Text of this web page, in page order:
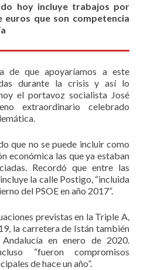
hoy incluye trabajos por
que son competencia
de que apoyaríamos a este
durante la crisis y así lo
el portavoz socialista José
extraordinario celebrado
que no se puede incluir como
económica las que ya estaban
Recordó que entre las
la calle Postigo, “incluida
del PSOE en año 2017”.
previstas en la Triple A,
la carretera de Istán también
en enero de 2020.
“fueron compromisos
de hace un año”.